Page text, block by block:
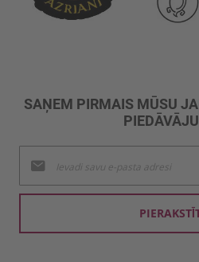
SAŅEM PIRMAIS MŪSU
jaunumu
saņemšanai: